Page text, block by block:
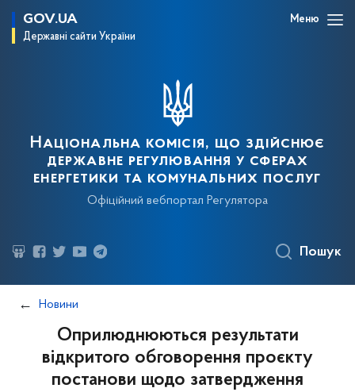
GOV.UA
Державні сайти України
Меню
Національна комісія, що здійснює
державне регулювання у сферах
енергетики та комунальних послуг
Офіційний вебпортал Регулятора
Пошук
Новини
Оприлюднюються результати
відкритого обговорення проєкту
постанови щодо затвердження